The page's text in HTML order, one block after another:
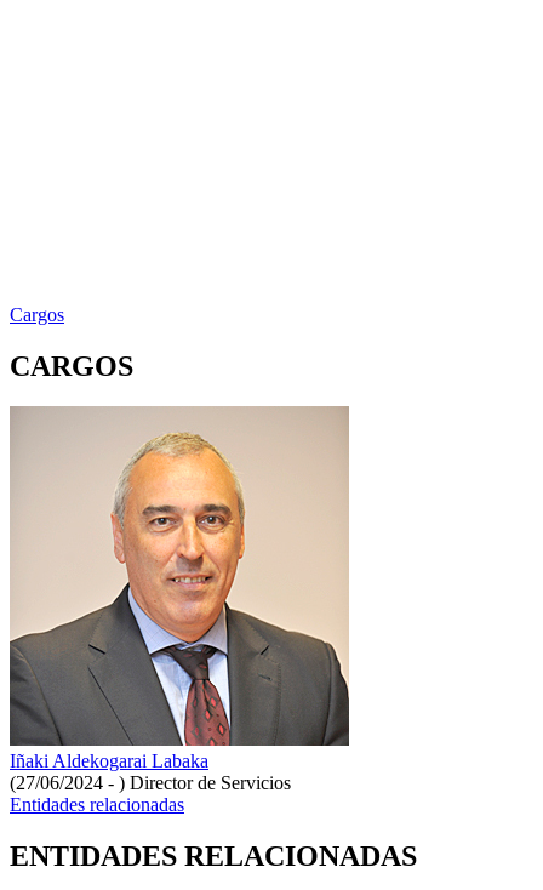
Cargos
CARGOS
Iñaki Aldekogarai Labaka
(27/06/2024 - ) Director de Servicios
Entidades relacionadas
ENTIDADES RELACIONADAS